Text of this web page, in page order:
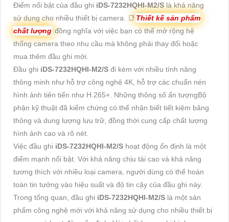
Điểm nổi bật của đầu ghi iDS-7232HQHI-M2/Slà khả năng
sử dụng cho nhiều thiết bị camera. 📑 Thiết kế sản phẩm
chất lượng đồng nghĩa với việc bạn có thể mở rộng hệ
thống camera theo nhu cầu mà không phải thay đổi hoặc
mua thêm đầu ghi mới.
Đầu ghi iDS-7232HQHI-M2/S đi kèm với nhiều tính năng
thông minh như hỗ trợ công nghệ 4K, hỗ trợ các chuẩn nén
hình ảnh tiên tiến như H.265+. Những thông số ấn tượngBộ
phận kỹ thuật đã kiểm chứng có thể nhận biết tiết kiệm băng
thông và dung lượng lưu trữ, đồng thời cung cấp chất lượng
hình ảnh cao và rõ nét.
Việc đầu ghi iDS-7232HQHI-M2/S hoạt động ổn định là một
điểm mạnh nổi bật. Với khả năng chịu tải cao và khả năng
tương thích với nhiều loại camera, người dùng có thể hoàn
toàn tin tưởng vào hiệu suất và độ tin cậy của đầu ghi này.
Trong tổng quan, đầu ghi iDS-7232HQHI-M2/S là một sản
phẩm công nghệ mới với khả năng sử dụng cho nhiều thiết bị